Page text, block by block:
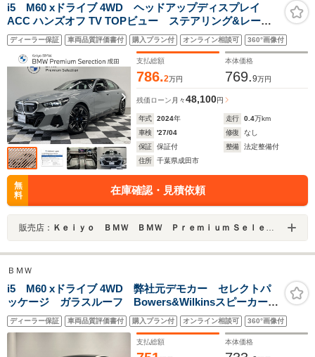
i5 M60 xドライブ 4WD ヘッドアップディスプレイ
ACC ハンズオフ TV TOPビュー ステアリング&レーン
コントロールアシスト 衝突被害軽減ブレーキ パーキ
ングアシスト リバースアシスト
ディーラー保証 車両品質評価書付 購入プラン付 オンライン相談可 360°画像付
支払総額
786.2万円
本体価格
769.9万円
残価ローン 月々48,100円
年式 2024年 走行 0.4万km
車検
'27/04 修復
なし
保証
保証付 整備
法定整備付
住所
千葉県成田市
無
料
在庫確認・見積依頼
販売店： Ｋｅｉｙｏ ＢＭＷ ＢＭＷ Ｐｒｅｍｉｕｍ Ｓｅｌｅｃｔｉｏｎ 成田／（株）モトーレンレピオ
ＢＭＷ
i5 M60 xドライブ 4WD 弊社元デモカー セレクトパ
ッケージ ガラスルーフ Bowers&Wilkinsスピーカー
ブラックルーフ カーボントリム Mスポーツサス
PRO ヘッドアップディスプレイ カーブドディスプレ
ディーラー保証 車両品質評価書付 購入プラン付 オンライン相談可 360°画像付
支払総額 本体価格